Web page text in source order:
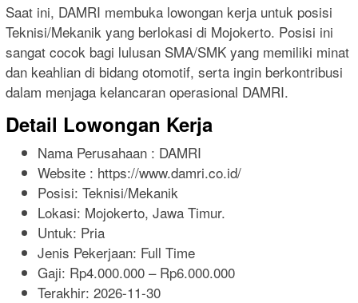
Saat ini, DAMRI membuka lowongan kerja untuk posisi
Teknisi/Mekanik yang berlokasi di Mojokerto. Posisi ini
sangat cocok bagi lulusan SMA/SMK yang memiliki minat
dan keahlian di bidang otomotif, serta ingin berkontribusi
dalam menjaga kelancaran operasional DAMRI.
Detail Lowongan Kerja
Nama Perusahaan : DAMRI
Website : https://www.damri.co.id/
Posisi: Teknisi/Mekanik
Lokasi: Mojokerto, Jawa Timur.
Untuk: Pria
Jenis Pekerjaan: Full Time
Gaji: Rp4.000.000 – Rp6.000.000
Terakhir: 2026-11-30